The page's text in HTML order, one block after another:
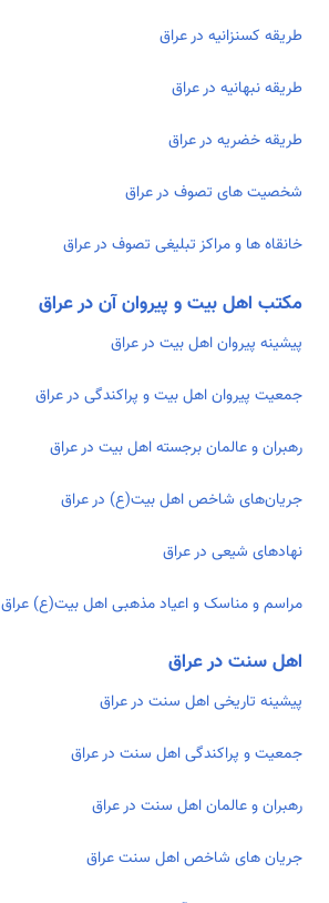
طریقه کسنزانیه در عراق
طریقه نبهانیه در عراق
طریقه خضریه در عراق
شخصیت های تصوف در عراق
خانقاه ­ها و مراکز تبلیغی تصوف در عراق
مکتب اهل بیت و پیروان آن در عراق
پیشینه پیروان اهل بیت در عراق
جمعیت پیروان اهل بیت و پراکندگی در عراق
رهبران و عالمان برجسته اهل بیت در عراق
جریان‌های شاخص اهل بیت(ع) در عراق
نهادهای شیعی در عراق
مراسم و مناسک و اعیاد مذهبی اهل بیت(ع) عراق
اهل سنت در عراق
پیشینه تاریخی اهل سنت در عراق
جمعیت و پراکندگی اهل سنت در عراق
رهبران و عالمان اهل سنت در عراق
جریان های شاخص اهل سنت عراق